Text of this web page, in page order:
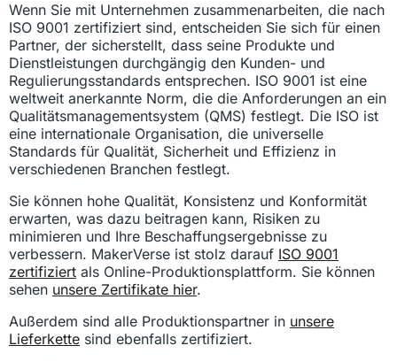
Wenn Sie mit Unternehmen zusammenarbeiten, die nach
ISO 9001 zertifiziert sind, entscheiden Sie sich für einen
Partner, der sicherstellt, dass seine Produkte und
Dienstleistungen durchgängig den Kunden- und
Regulierungsstandards entsprechen. ISO 9001 ist eine
weltweit anerkannte Norm, die die Anforderungen an ein
Qualitätsmanagementsystem (QMS) festlegt. Die ISO ist
eine internationale Organisation, die universelle
Standards für Qualität, Sicherheit und Effizienz in
verschiedenen Branchen festlegt.
Sie können hohe Qualität, Konsistenz und Konformität
erwarten, was dazu beitragen kann, Risiken zu
minimieren und Ihre Beschaffungsergebnisse zu
verbessern. MakerVerse ist stolz darauf ISO 9001
zertifiziert als Online-Produktionsplattform. Sie können
sehen unsere Zertifikate hier.
Außerdem sind alle Produktionspartner in unsere
Lieferkette sind ebenfalls zertifiziert.